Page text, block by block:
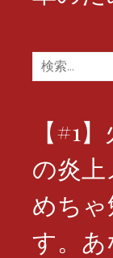
検
索:
【#1
の炎
めち
す。